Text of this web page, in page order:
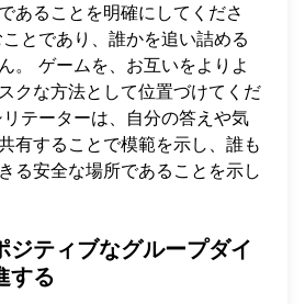
あることを明確にしてくださ
とであり、誰かを追い詰める
。 ゲームを、お互いをよりよ
クな方法として位置づけてくだ
テーターは、自分の答えや気
有することで模範を示し、誰も
る安全な場所であることを示し
ジティブなグループダイ
する